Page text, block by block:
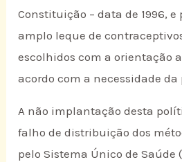
Constituição – data de 1996, e
amplo leque de
escolhidos com a orientação
acordo com a necessidade da
A não implantação desta
falho de distribuição dos
pelo Sistema Único de Saúde